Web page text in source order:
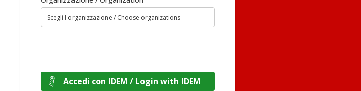
Accedi con IDEM / Login with IDEM